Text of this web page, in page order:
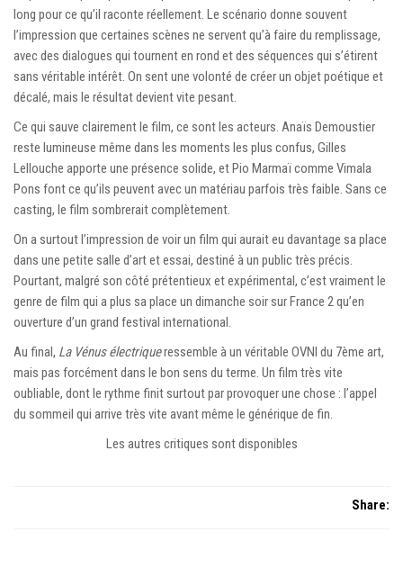
long pour ce qu’il raconte réellement. Le scénario donne souvent
l’impression que certaines scènes ne servent qu’à faire du remplissage,
avec des dialogues qui tournent en rond et des séquences qui s’étirent
sans véritable intérêt. On sent une volonté de créer un objet poétique et
décalé, mais le résultat devient vite pesant.
Ce qui sauve clairement le film, ce sont les acteurs. Anaïs Demoustier
reste lumineuse même dans les moments les plus confus, Gilles
Lellouche apporte une présence solide, et Pio Marmaï comme Vimala
Pons font ce qu’ils peuvent avec un matériau parfois très faible. Sans ce
casting, le film sombrerait complètement.
On a surtout l’impression de voir un film qui aurait eu davantage sa place
dans une petite salle d’art et essai, destiné à un public très précis.
Pourtant, malgré son côté prétentieux et expérimental, c’est vraiment le
genre de film qui a plus sa place un dimanche soir sur France 2 qu’en
ouverture d’un grand festival international.
Au final, La Vénus électriqueressemble à un véritable OVNI du 7ème art,
mais pas forcément dans le bon sens du terme. Un film très vite
oubliable, dont le rythme finit surtout par provoquer une chose : l’appel
du sommeil qui arrive très vite avant même le générique de fin.
Les autres critiques sont disponibles
Share: